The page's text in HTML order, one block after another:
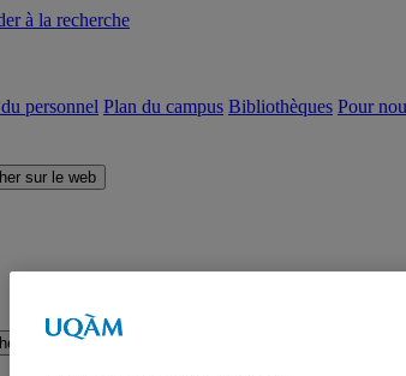
à la recherche
personnel Plan du campus Bibliothèques Pour
sur le web
sur le web